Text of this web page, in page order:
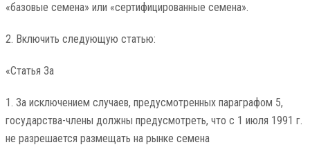
«базовые семена» или «сертифицированные семена».
2. Включить следующую статью:
«Статья 3а
1. За исключением случаев, предусмотренных параграфом 5,
государства-члены должны предусмотреть, что с 1 июля 1991 г.
не разрешается размещать на рынке семена